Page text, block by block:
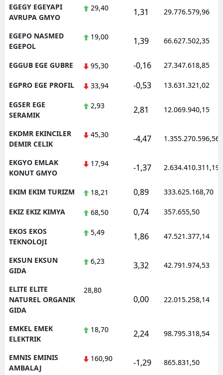
EGEGY EGEYAPI
AVRUPA GMYO
29,40 1,31 29.776.579,96
EGEPO NASMED
EGEPOL
19,00 1,39 66.627.502,35
EGGUB EGE GUBRE 95,30 -0,16 27.347.618,85
EGPRO EGE PROFIL 33,94 -0,53 13.631.321,02
EGSER EGE
SERAMIK
2,93 2,81 12.069.940,15
EKDMR EKINCILER
DEMIR CELIK
45,30 -4,47 1.355.270.596,56
EKGYO EMLAK
KONUT GMYO
17,94 -1,37 2.634.410.311,19
EKIM EKIM TURIZM 18,21 0,89 333.625.168,70
EKIZ EKIZ KIMYA 68,50 0,74 357.655,50
EKOS EKOS
TEKNOLOJI
5,49 1,86 47.521.377,14
EKSUN EKSUN
GIDA
6,23 3,32 42.791.974,53
ELITE ELITE
NATUREL ORGANIK
GIDA
28,80
0,00 22.015.258,14
EMKEL EMEK
ELEKTRIK
18,70 2,24 98.795.318,54
EMNIS EMINIS
AMBALAJ
160,90 -1,29 865.831,50